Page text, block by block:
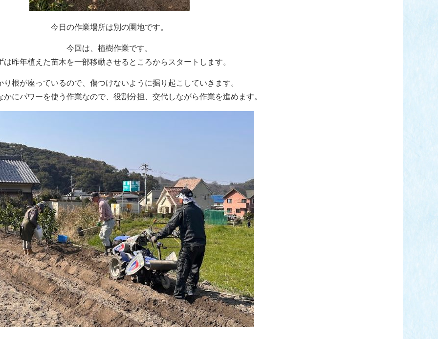
今日の作業場所は別の園地です。
今回は、植樹作業です。
は昨年植えた苗木を一部移動させるところからスタートします。
り根が座っているので、傷つけないように掘り起こしていきます。
かにパワーを使う作業なので、役割分担、交代しながら作業を進めます。